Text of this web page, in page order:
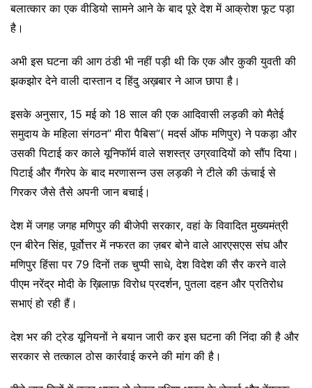
बलात्कार का एक वीडियो सामने आने के बाद पूरे देश में आक्रोश फूट पड़ा
है।
अभी इस घटना की आग ठंडी भी नहीं पड़ी थी कि एक और कुकी युवती की
झकझोर देने वाली दास्तान द हिंदु अख़बार ने आज छापा है।
इसके अनुसार, 15 मई को 18 साल की एक आदिवासी लड़की को मैतेई
समुदाय के महिला संगठन” मीरा पैबिस”( मदर्स ऑफ मणिपुर) ने पकड़ा और
उसकी पिटाई कर काले यूनिफॉर्म वाले सशस्त्र उग्रवादियों को सौंप दिया।
पिटाई और गैंगरेप के बाद मरणासन्न उस लड़की ने टीले की ऊंचाई से
गिरकर जैसे तैसे अपनी जान बचाई।
देश में जगह जगह मणिपुर की बीजेपी सरकार, वहां के विवादित मुख्यमंत्री
एन बीरेन सिंह, पूर्वोत्तर में नफरत का ज़बर बोने वाले आरएसएस संघ और
मणिपुर हिंसा पर 79 दिनों तक चुप्पी साधे, देश विदेश की सैर करने वाले
पीएम नरेंद्र मोदी के ख़िलाफ़ विरोध प्रदर्शन, पुतला दहन और प्रतिरोध
सभाएं हो रही हैं।
देश भर की ट्रेड यूनियनों ने बयान जारी कर इस घटना की निंदा की है और
सरकार से तत्काल ठोस कार्रवाई करने की मांग की है।